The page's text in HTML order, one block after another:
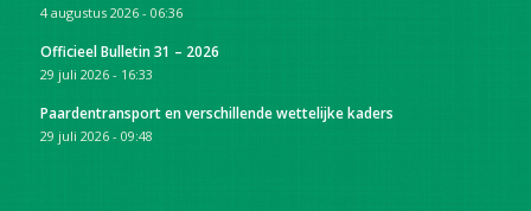
4 augustus 2026 - 06:36
Officieel Bulletin 31 – 2026
29 juli 2026 - 16:33
Paardentransport en verschillende wettelijke kaders
29 juli 2026 - 09:48